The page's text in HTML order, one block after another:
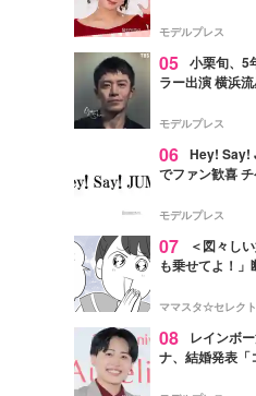
ぎ」「成長を感
モデルプレス
05 小栗旬、5
ラー出演 横浜
モデルプレス
06 Hey! Say!
でファン歓喜
モデルプレス
07
＜図々し
も乗せてよ！
ママスタ☆セレクト
08
レインボ
ナ、結婚発表「